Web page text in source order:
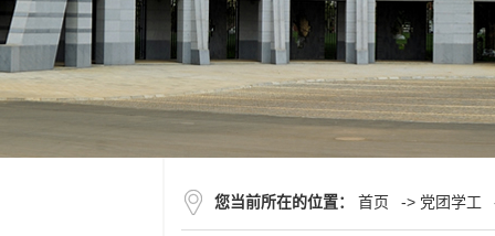
您当前所在的位置： 首页 -> 党团学工